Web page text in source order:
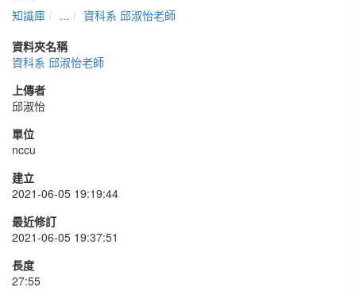
知識庫
...
資科系 邱淑怡老師
資料夾名稱
資科系 邱淑怡老師
上傳者
邱淑怡
單位
nccu
建立
2021-06-05 19:19:44
最近修訂
2021-06-05 19:37:51
長度
27:55